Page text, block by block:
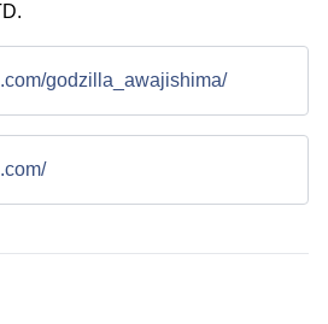
godzilla_awajishima/